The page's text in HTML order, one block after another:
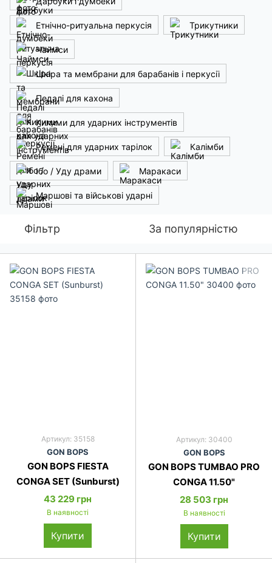
Етнічно-ритуальна перкусія Трикутники
Чаймси
Шкіра та мембрани для барабанів і перкусії
Педалі для кахона
Килими для ударних інструментів
Ремені для ударних тарілок Калімби
Ібо / Уду драми Маракаси
Маршові та військові ударні
Фільтр За популярністю
Артикул: 35158
GON BOPS
GON BOPS FIESTA
CONGA SET (Sunburst)
43 229 грн
В наявності
Купити
Артикул: 30400
GON BOPS
GON BOPS TUMBAO PRO
CONGA 11.50"
28 503 грн
В наявності
Купити